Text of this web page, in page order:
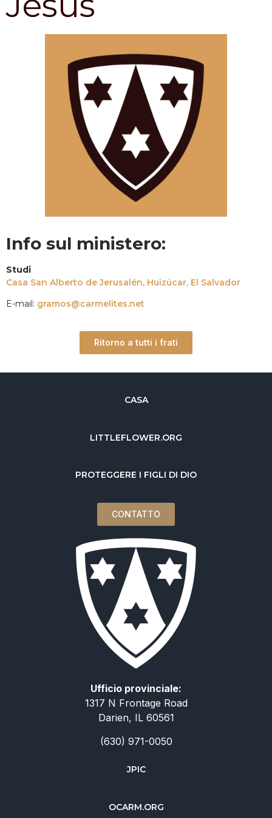
Info sul ministero:
Studi
Casa San Alberto de Jerusalén, Huizúcar, El Salvador
E-mail: gramos@carmelites.net
Ritorno a tutti i frati
CASA
LITTLEFLOWER.ORG
PROTEGGERE I FIGLI DI DIO
CONTATTO
Ufficio provinciale:
1317 N Frontage Road
Darien, IL 60561
(630) 971-0050
JPIC
OCARM.ORG